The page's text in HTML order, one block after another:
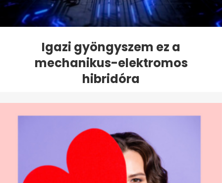
Igazi gyöngyszem ez a
mechanikus-elektromos
hibridóra